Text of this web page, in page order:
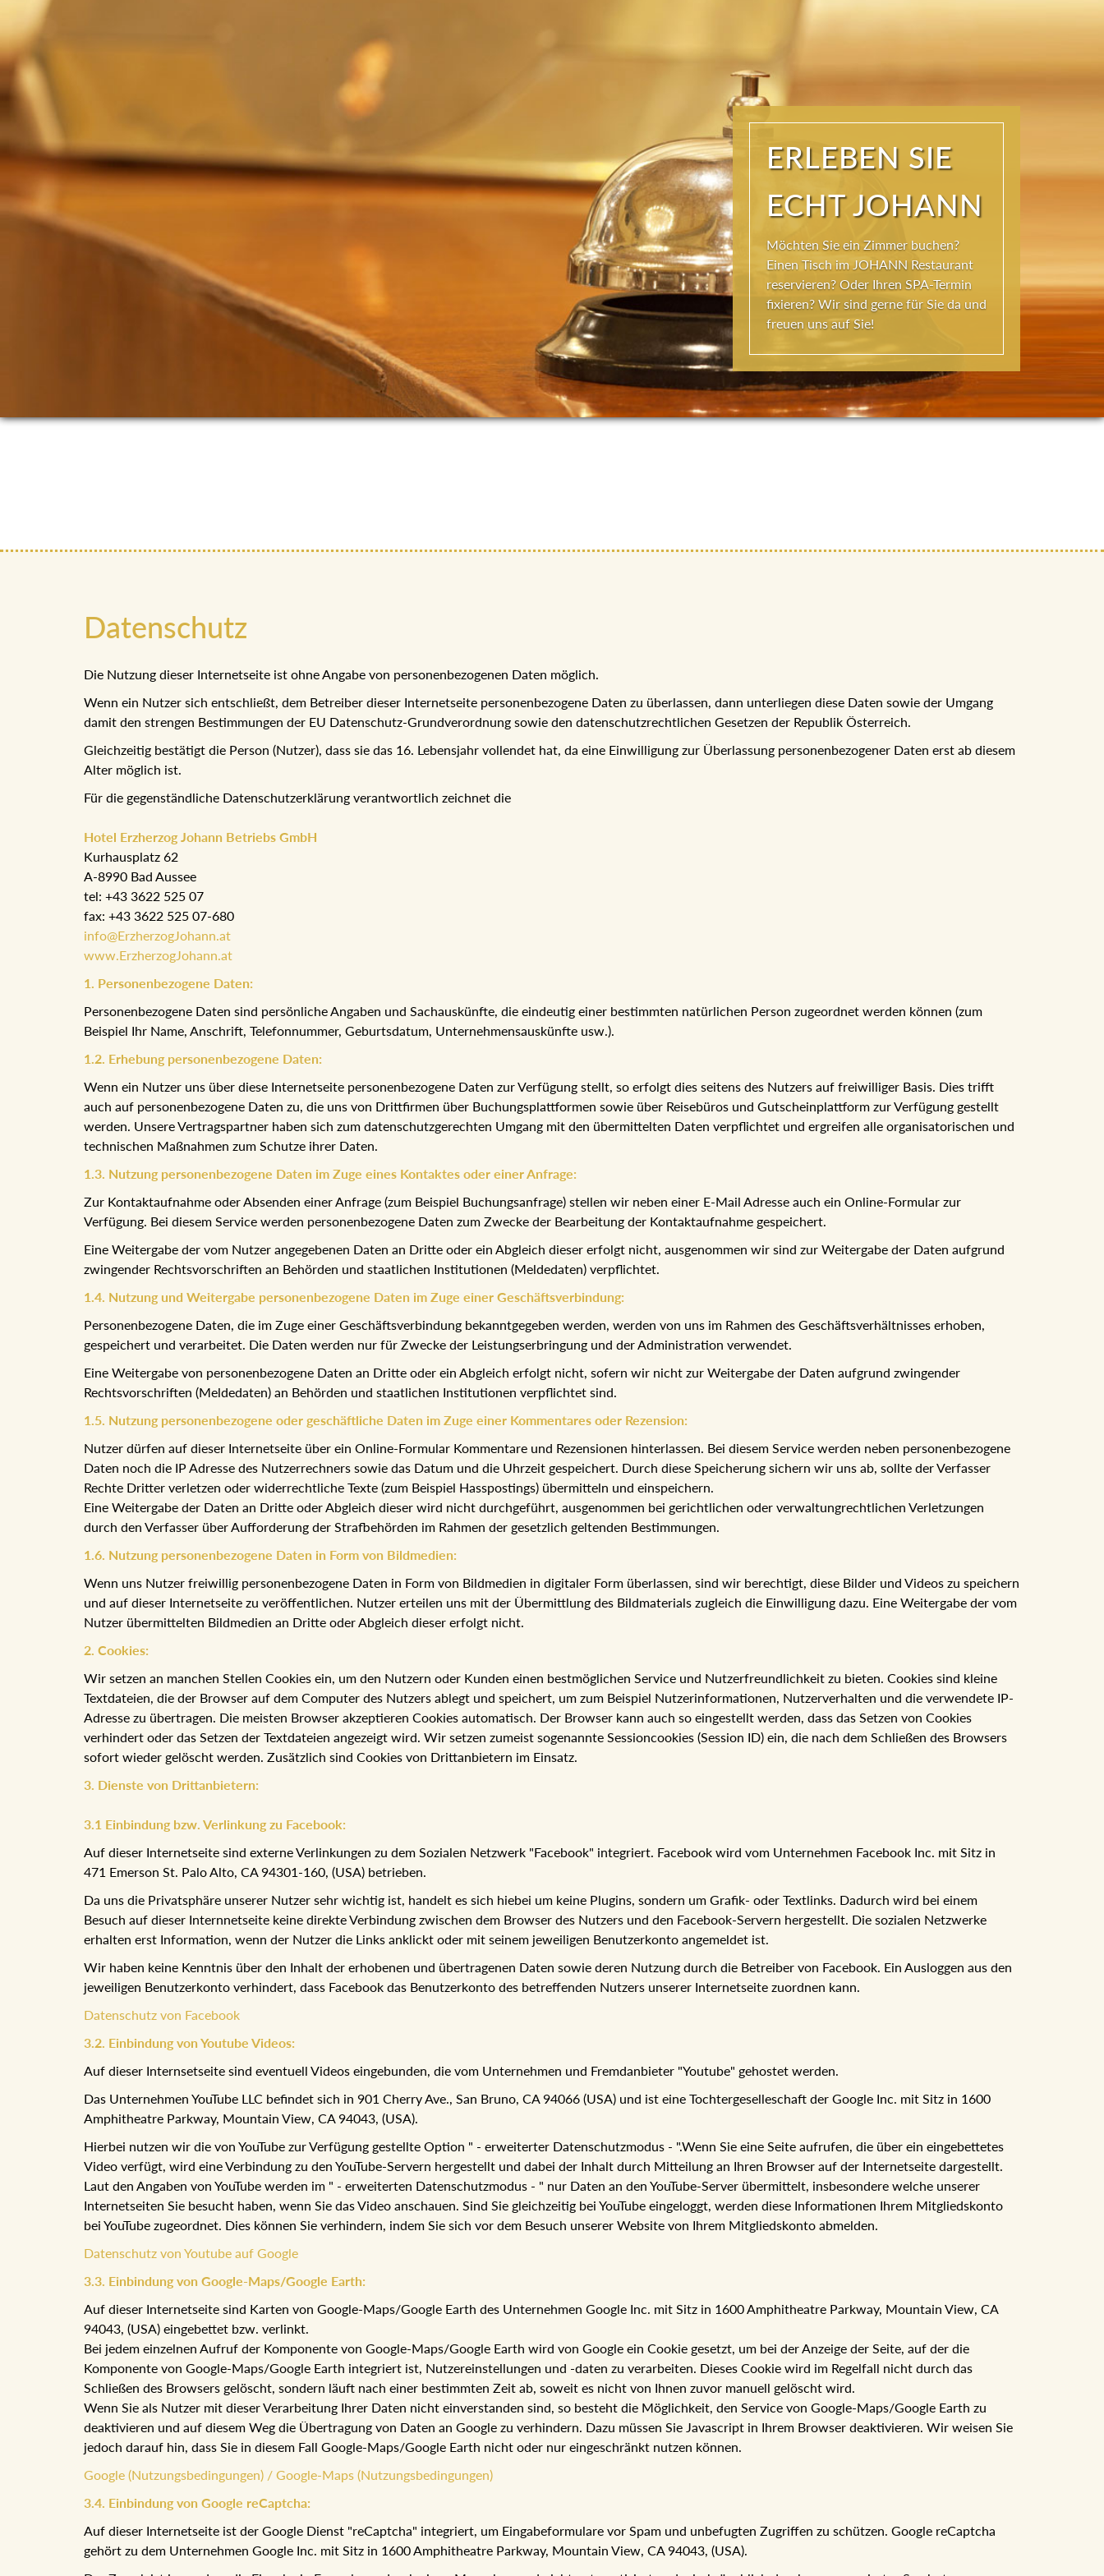
ERLEBEN SIE
ECHT JOHANN
Möchten Sie ein Zimmer buchen?
Einen Tisch im JOHANN Restaurant
reservieren? Oder Ihren SPA-Termin
fixieren? Wir sind gerne für Sie da und
freuen uns auf Sie!
Datenschutz
Die Nutzung dieser Internetseite ist ohne Angabe von personenbezogenen Daten möglich.
Wenn ein Nutzer sich entschließt, dem Betreiber dieser Internetseite personenbezogene Daten zu überlassen, dann unterliegen diese Daten sowie der Umgang
damit den strengen Bestimmungen der EU Datenschutz-Grundverordnung sowie den datenschutzrechtlichen Gesetzen der Republik Österreich.
Gleichzeitig bestätigt die Person (Nutzer), dass sie das 16. Lebensjahr vollendet hat, da eine Einwilligung zur Überlassung personenbezogener Daten erst ab diesem
Alter möglich ist.
Für die gegenständliche Datenschutzerklärung verantwortlich zeichnet die
Hotel Erzherzog Johann Betriebs GmbH
Kurhausplatz 62
A-8990 Bad Aussee
tel: +43 3622 525 07
fax: +43 3622 525 07-680
info@ErzherzogJohann.at
www.ErzherzogJohann.at
1. Personenbezogene Daten:
Personenbezogene Daten sind persönliche Angaben und Sachauskünfte, die eindeutig einer bestimmten natürlichen Person zugeordnet werden können (zum
Beispiel Ihr Name, Anschrift, Telefonnummer, Geburtsdatum, Unternehmensauskünfte usw.).
1.2. Erhebung personenbezogene Daten:
Wenn ein Nutzer uns über diese Internetseite personenbezogene Daten zur Verfügung stellt, so erfolgt dies seitens des Nutzers auf freiwilliger Basis. Dies trifft
auch auf personenbezogene Daten zu, die uns von Drittfirmen über Buchungsplattformen sowie über Reisebüros und Gutscheinplattform zur Verfügung gestellt
werden. Unsere Vertragspartner haben sich zum datenschutzgerechten Umgang mit den übermittelten Daten verpflichtet und ergreifen alle organisatorischen und
technischen Maßnahmen zum Schutze ihrer Daten.
1.3. Nutzung personenbezogene Daten im Zuge eines Kontaktes oder einer Anfrage:
Zur Kontaktaufnahme oder Absenden einer Anfrage (zum Beispiel Buchungsanfrage) stellen wir neben einer E-Mail Adresse auch ein Online-Formular zur
Verfügung. Bei diesem Service werden personenbezogene Daten zum Zwecke der Bearbeitung der Kontaktaufnahme gespeichert.
Eine Weitergabe der vom Nutzer angegebenen Daten an Dritte oder ein Abgleich dieser erfolgt nicht, ausgenommen wir sind zur Weitergabe der Daten aufgrund
zwingender Rechtsvorschriften an Behörden und staatlichen Institutionen (Meldedaten) verpflichtet.
1.4. Nutzung und Weitergabe personenbezogene Daten im Zuge einer Geschäftsverbindung:
Personenbezogene Daten, die im Zuge einer Geschäftsverbindung bekanntgegeben werden, werden von uns im Rahmen des Geschäftsverhältnisses erhoben,
gespeichert und verarbeitet. Die Daten werden nur für Zwecke der Leistungserbringung und der Administration verwendet.
Eine Weitergabe von personenbezogene Daten an Dritte oder ein Abgleich erfolgt nicht, sofern wir nicht zur Weitergabe der Daten aufgrund zwingender
Rechtsvorschriften (Meldedaten) an Behörden und staatlichen Institutionen verpflichtet sind.
1.5. Nutzung personenbezogene oder geschäftliche Daten im Zuge einer Kommentares oder Rezension:
Nutzer dürfen auf dieser Internetseite über ein Online-Formular Kommentare und Rezensionen hinterlassen. Bei diesem Service werden neben personenbezogene
Daten noch die IP Adresse des Nutzerrechners sowie das Datum und die Uhrzeit gespeichert. Durch diese Speicherung sichern wir uns ab, sollte der Verfasser
Rechte Dritter verletzen oder widerrechtliche Texte (zum Beispiel Hasspostings) übermitteln und einspeichern.
Eine Weitergabe der Daten an Dritte oder Abgleich dieser wird nicht durchgeführt, ausgenommen bei gerichtlichen oder verwaltungrechtlichen Verletzungen
durch den Verfasser über Aufforderung der Strafbehörden im Rahmen der gesetzlich geltenden Bestimmungen.
1.6. Nutzung personenbezogene Daten in Form von Bildmedien:
Wenn uns Nutzer freiwillig personenbezogene Daten in Form von Bildmedien in digitaler Form überlassen, sind wir berechtigt, diese Bilder und Videos zu speichern
und auf dieser Internetseite zu veröffentlichen. Nutzer erteilen uns mit der Übermittlung des Bildmaterials zugleich die Einwilligung dazu. Eine Weitergabe der vom
Nutzer übermittelten Bildmedien an Dritte oder Abgleich dieser erfolgt nicht.
2. Cookies:
Wir setzen an manchen Stellen Cookies ein, um den Nutzern oder Kunden einen bestmöglichen Service und Nutzerfreundlichkeit zu bieten. Cookies sind kleine
Textdateien, die der Browser auf dem Computer des Nutzers ablegt und speichert, um zum Beispiel Nutzerinformationen, Nutzerverhalten und die verwendete IP-
Adresse zu übertragen. Die meisten Browser akzeptieren Cookies automatisch. Der Browser kann auch so eingestellt werden, dass das Setzen von Cookies
verhindert oder das Setzen der Textdateien angezeigt wird. Wir setzen zumeist sogenannte Sessioncookies (Session ID) ein, die nach dem Schließen des Browsers
sofort wieder gelöscht werden. Zusätzlich sind Cookies von Drittanbietern im Einsatz.
3. Dienste von Drittanbietern:
3.1 Einbindung bzw. Verlinkung zu Facebook:
Auf dieser Internetseite sind externe Verlinkungen zu dem Sozialen Netzwerk "Facebook" integriert. Facebook wird vom Unternehmen Facebook Inc. mit Sitz in
471 Emerson St. Palo Alto, CA 94301-160, (USA) betrieben.
Da uns die Privatsphäre unserer Nutzer sehr wichtig ist, handelt es sich hiebei um keine Plugins, sondern um Grafik- oder Textlinks. Dadurch wird bei einem
Besuch auf dieser Internnetseite keine direkte Verbindung zwischen dem Browser des Nutzers und den Facebook-Servern hergestellt. Die sozialen Netzwerke
erhalten erst Information, wenn der Nutzer die Links anklickt oder mit seinem jeweiligen Benutzerkonto angemeldet ist.
Wir haben keine Kenntnis über den Inhalt der erhobenen und übertragenen Daten sowie deren Nutzung durch die Betreiber von Facebook. Ein Ausloggen aus den
jeweiligen Benutzerkonto verhindert, dass Facebook das Benutzerkonto des betreffenden Nutzers unserer Internetseite zuordnen kann.
Datenschutz von Facebook
3.2. Einbindung von Youtube Videos:
Auf dieser Internsetseite sind eventuell Videos eingebunden, die vom Unternehmen und Fremdanbieter "Youtube" gehostet werden.
Das Unternehmen YouTube LLC befindet sich in 901 Cherry Ave., San Bruno, CA 94066 (USA) und ist eine Tochtergeselleschaft der Google Inc. mit Sitz in 1600
Amphitheatre Parkway, Mountain View, CA 94043, (USA).
Hierbei nutzen wir die von YouTube zur Verfügung gestellte Option " - erweiterter Datenschutzmodus - ".Wenn Sie eine Seite aufrufen, die über ein eingebettetes
Video verfügt, wird eine Verbindung zu den YouTube-Servern hergestellt und dabei der Inhalt durch Mitteilung an Ihren Browser auf der Internetseite dargestellt.
Laut den Angaben von YouTube werden im " - erweiterten Datenschutzmodus - " nur Daten an den YouTube-Server übermittelt, insbesondere welche unserer
Internetseiten Sie besucht haben, wenn Sie das Video anschauen. Sind Sie gleichzeitig bei YouTube eingeloggt, werden diese Informationen Ihrem Mitgliedskonto
bei YouTube zugeordnet. Dies können Sie verhindern, indem Sie sich vor dem Besuch unserer Website von Ihrem Mitgliedskonto abmelden.
Datenschutz von Youtube auf Google
3.3. Einbindung von Google-Maps/Google Earth:
Auf dieser Internetseite sind Karten von Google-Maps/Google Earth des Unternehmen Google Inc. mit Sitz in 1600 Amphitheatre Parkway, Mountain View, CA
94043, (USA) eingebettet bzw. verlinkt.
Bei jedem einzelnen Aufruf der Komponente von Google-Maps/Google Earth wird von Google ein Cookie gesetzt, um bei der Anzeige der Seite, auf der die
Komponente von Google-Maps/Google Earth integriert ist, Nutzereinstellungen und -daten zu verarbeiten. Dieses Cookie wird im Regelfall nicht durch das
Schließen des Browsers gelöscht, sondern läuft nach einer bestimmten Zeit ab, soweit es nicht von Ihnen zuvor manuell gelöscht wird.
Wenn Sie als Nutzer mit dieser Verarbeitung Ihrer Daten nicht einverstanden sind, so besteht die Möglichkeit, den Service von Google-Maps/Google Earth zu
deaktivieren und auf diesem Weg die Übertragung von Daten an Google zu verhindern. Dazu müssen Sie Javascript in Ihrem Browser deaktivieren. Wir weisen Sie
jedoch darauf hin, dass Sie in diesem Fall Google-Maps/Google Earth nicht oder nur eingeschränkt nutzen können.
Google (Nutzungsbedingungen) / Google-Maps (Nutzungsbedingungen)
3.4. Einbindung von Google reCaptcha:
Auf dieser Internetseite ist der Google Dienst "reCaptcha" integriert, um Eingabeformulare vor Spam und unbefugten Zugriffen zu schützen. Google reCaptcha
gehört zu dem Unternehmen Google Inc. mit Sitz in 1600 Amphitheatre Parkway, Mountain View, CA 94043, (USA).